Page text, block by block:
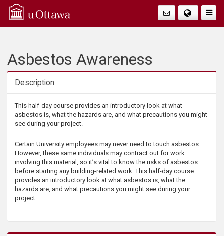
Q
Faire
Asbestos Awareness
Description
Description
This half-day course provides an introductory look at what
asbestos is, what the hazards are, and what precautions you might
see during your project.
Certain University employees may never need to touch asbestos.
However, these same individuals may contract out for work
involving this material, so it’s vital to know the risks of asbestos
before starting any building-related work. This half-day course
provides an introductory look at what asbestos is, what the
hazards are, and what precautions you might see during your
project.